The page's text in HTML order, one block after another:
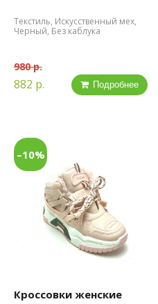
Текстиль, Искусственный мех,
Черный, Без каблука
980 р.
882 р. Подробнее
–10%
Кроссовки женские